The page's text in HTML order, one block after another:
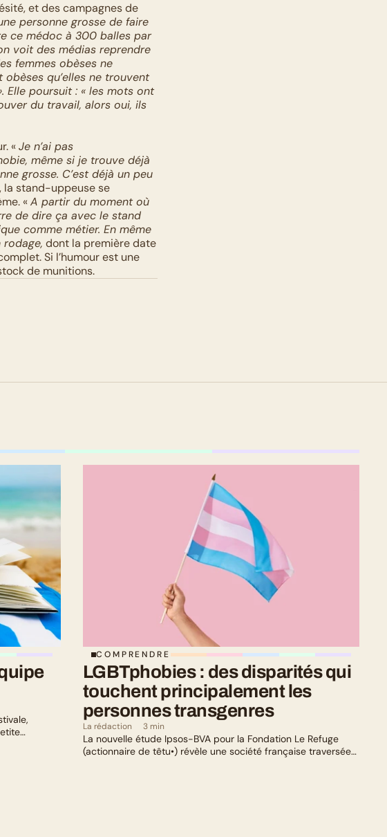
et des campagnes de
personne grosse de faire
ce médoc à 300 balles par
voit des médias reprendre
femmes obèses ne
obèses qu’elles ne trouvent
Elle poursuit : « les mots ont
du travail, alors oui, ils
« Je n’ai pas
même si je trouve déjà
grosse. C’est déjà un peu
la stand-uppeuse se
« A partir du moment où
de dire ça avec le stand
comme métier. En même
rodage, dont la première date
Si l’humour est une
de munitions.
COMPRENDRE
LGBTphobies : des disparités qui
touchent principalement les
personnes transgenres
La rédaction 3 min
La nouvelle étude Ipsos-BVA pour la Fondation Le Refuge
(actionnaire de têtu•) révèle une société française traversée